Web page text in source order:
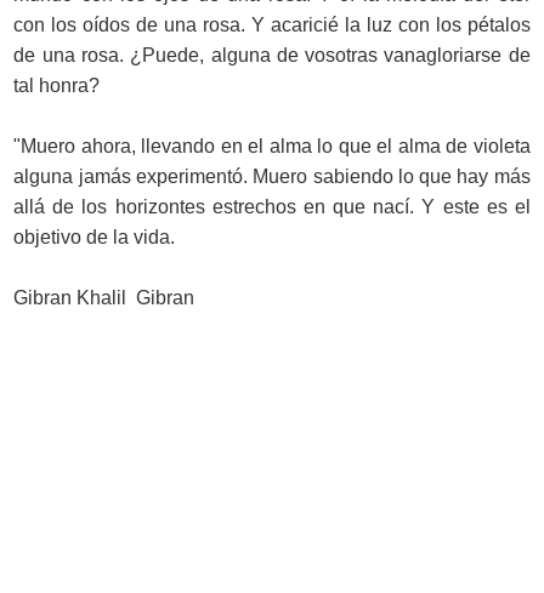
con los oídos de una rosa. Y acaricié la luz con los pétalos
de una rosa. ¿Puede, alguna de vosotras vanagloriarse de
tal honra?
"Muero ahora, llevando en el alma lo que el alma de violeta
alguna jamás experimentó. Muero sabiendo lo que hay más
allá de los horizontes estrechos en que nací. Y este es el
objetivo de la vida.
Gibran Khalil Gibran